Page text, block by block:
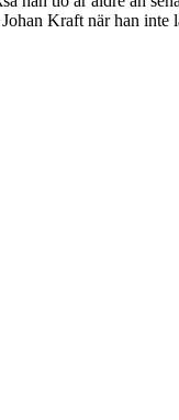
Kraft när han inte